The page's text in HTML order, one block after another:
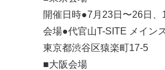
開催日時●7月23日〜26日
会場●代官山T-SITE メイン
東京都渋谷区猿楽町17-5
■大阪会場